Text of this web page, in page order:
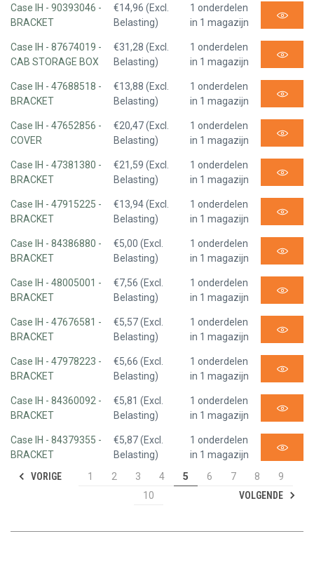
Case IH - 90393046 -
BRACKET
€14,96 (Excl.
Belasting)
1 onderdelen
in 1 magazijn
Case IH - 87674019 -
CAB STORAGE BOX
€31,28 (Excl.
Belasting)
1 onderdelen
in 1 magazijn
Case IH - 47688518 -
BRACKET
€13,88 (Excl.
Belasting)
1 onderdelen
in 1 magazijn
Case IH - 47652856 -
COVER
€20,47 (Excl.
Belasting)
1 onderdelen
in 1 magazijn
Case IH - 47381380 -
BRACKET
€21,59 (Excl.
Belasting)
1 onderdelen
in 1 magazijn
Case IH - 47915225 -
BRACKET
€13,94 (Excl.
Belasting)
1 onderdelen
in 1 magazijn
Case IH - 84386880 -
BRACKET
€5,00 (Excl.
Belasting)
1 onderdelen
in 1 magazijn
Case IH - 48005001 -
BRACKET
€7,56 (Excl.
Belasting)
1 onderdelen
in 1 magazijn
Case IH - 47676581 -
BRACKET
€5,57 (Excl.
Belasting)
1 onderdelen
in 1 magazijn
Case IH - 47978223 -
BRACKET
€5,66 (Excl.
Belasting)
1 onderdelen
in 1 magazijn
Case IH - 84360092 -
BRACKET
€5,81 (Excl.
Belasting)
1 onderdelen
in 1 magazijn
Case IH - 84379355 -
BRACKET
€5,87 (Excl.
Belasting)
1 onderdelen
in 1 magazijn
VORIGE
1 2 3 4 5 6 7 8
9
10
VOLGENDE